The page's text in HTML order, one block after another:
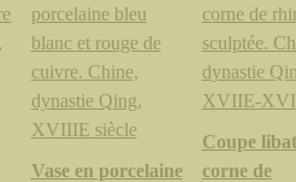
Vase en porcelaine
Coupe
corne de